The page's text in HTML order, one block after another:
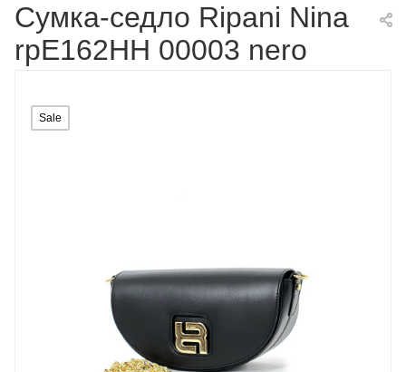
Сумка-седло Ripani Nina
rpE162HH 00003 nero
Sale